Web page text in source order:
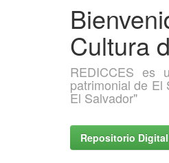
Cultura
REDICCES es
patrimonial de El
El Salvador"
Repositorio